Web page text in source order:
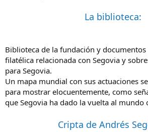
La biblioteca:
Biblioteca de la fundación y documentos
filatélica relacionada con Segovia y
para Segovia.
Un mapa mundial con sus actuaciones
para mostrar elocuentemente, como
que Segovia ha dado la vuelta al mundo
Cripta de Andrés